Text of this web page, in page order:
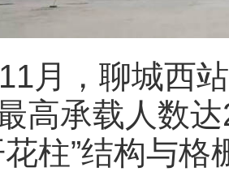
月，聊城西
高承载人数
花柱”结构与